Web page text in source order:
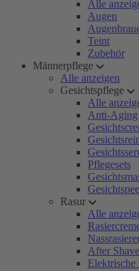
Alle
Augen
Teint
Zubehör
Männerpflege
Alle anzeigen
Gesichtspflege
Alle
Anti-Aging
Pflegesets
Rasur
Alle
After